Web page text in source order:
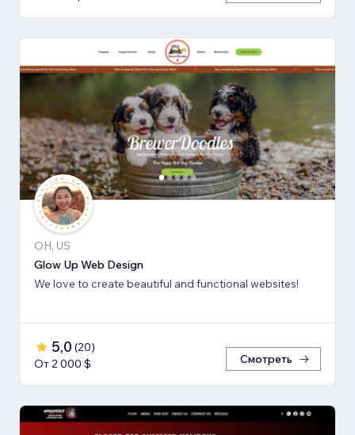
OH, US
Glow Up Web Design
We love to create beautiful and functional websites!
5,0 (20)
От 2 000 $
Смотреть